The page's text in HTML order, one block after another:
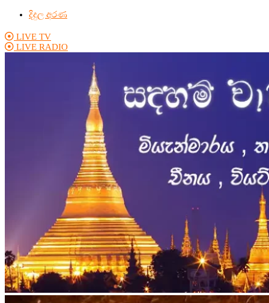
දිදුල අරණ
LIVE TV
LIVE RADIO